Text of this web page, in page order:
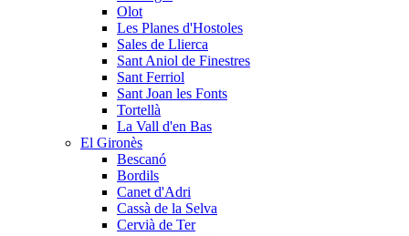
Olot
Les Planes d'Hostoles
Sales de Llierca
Sant Aniol de Finestres
Sant Ferriol
Sant Joan les Fonts
Tortellà
La Vall d'en Bas
El Gironès
Bescanó
Bordils
Canet d'Adri
Cassà de la Selva
Cervià de Ter